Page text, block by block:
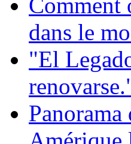
Comment
dans le
"El